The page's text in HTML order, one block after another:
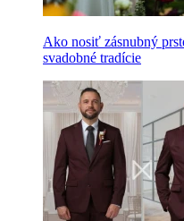
Ako nosiť zásnubný
svadobné tradície